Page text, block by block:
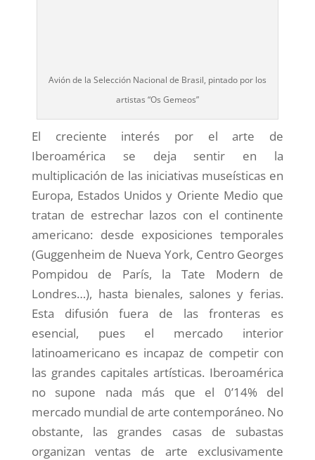
Avión de la Selección Nacional de Brasil, pintado por los
artistas “Os Gemeos”
El creciente interés por el arte de
Iberoamérica se deja sentir en la
multiplicación de las iniciativas museísticas en
Europa, Estados Unidos y Oriente Medio que
tratan de estrechar lazos con el continente
americano: desde exposiciones temporales
(Guggenheim de Nueva York, Centro Georges
Pompidou de París, la Tate Modern de
Londres…), hasta bienales, salones y ferias.
Esta difusión fuera de las fronteras es
esencial, pues el mercado interior
latinoamericano es incapaz de competir con
las grandes capitales artísticas. Iberoamérica
no supone nada más que el 0’14% del
mercado mundial de arte contemporáneo. No
obstante, las grandes casas de subastas
organizan ventas de arte exclusivamente